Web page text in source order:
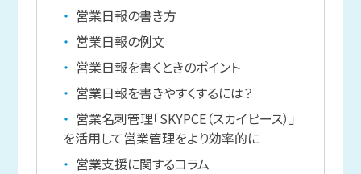
営業日報の書き方
営業日報の例文
営業日報を書くときのポイント
営業日報を書きやすくするには？
営業名刺管理「SKYPCE（スカイピース）」
を活用して営業管理をより効率的に
営業支援に関するコラム